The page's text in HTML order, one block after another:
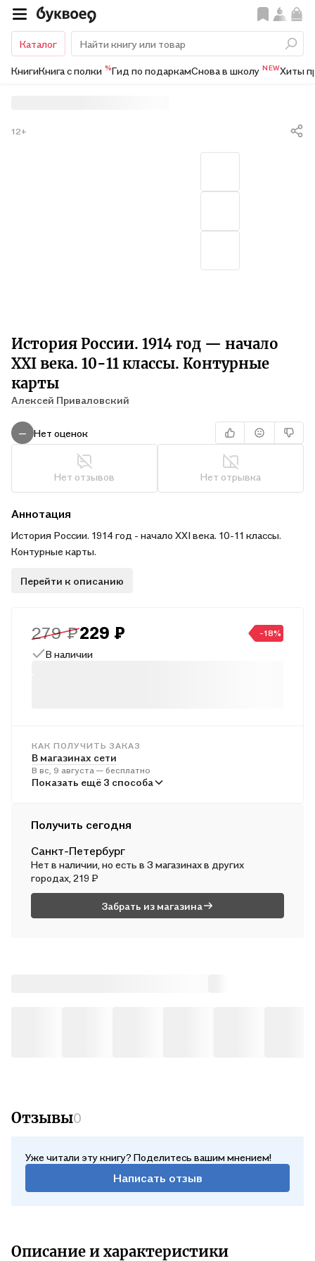
Каталог
КнигиКнига с полки %Гид по подаркамСнова в школу NEWХиты
История России. 1914 год — начало
XXI века. 10-11 классы. Контурные
карты
Алексей Приваловский
12+
— Нет оценок
Нет отзывов Нет отрывка
Аннотация
История России. 1914 год - начало XXI века. 10-11 классы.
Контурные карты.
Перейти к описанию
279 ₽229 ₽ -18%
В наличии
КАК ПОЛУЧИТЬ ЗАКАЗ
В магазинах сети
В вс, 9 августа — бесплатно
В пунктах выдачи
В вс, 9 августа — от 312 ₽
Почтой России
В пн, 10 августа — от 495 ₽
Показать ещё 3 способа
Получить сегодня
Санкт-Петербург
Нет в наличии, но есть в 3 магазинах в других
городах, 219 ₽
Забрать из магазина
Отзывы0
Уже читали эту книгу? Поделитесь вашим мнением!
Написать отзыв
Описание и характеристики